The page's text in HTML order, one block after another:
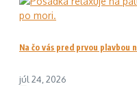
Na čo vás pred prvou
júl 24, 2026